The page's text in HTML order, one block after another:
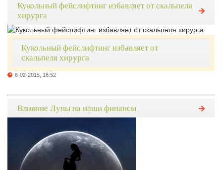
Кукольный фейслифтинг избавляет от скальпеля
хирурга
Кукольный фейслифтинг избавляет от
скальпеля хирурга
6-02-2015, 18:52
Влияние Луны на наши финансы